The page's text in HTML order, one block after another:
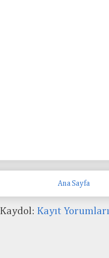
Ana Sayfa
Kaydol: Kayıt